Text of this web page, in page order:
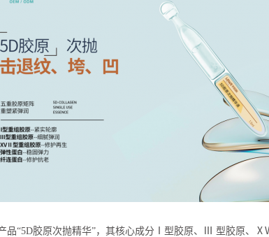
品“5D胶原次抛精华”，其核心成分Ⅰ型胶原、Ⅲ 型胶原、